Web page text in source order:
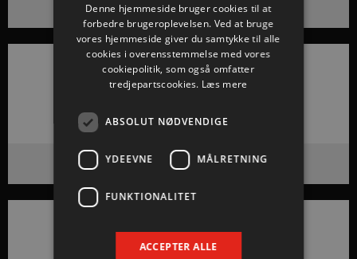
Lüchows fisk
Lykkeskov Huse
Denne hjemmeside bruger cookies til at
forbedre brugeroplevelsen. Ved at bruge
vores hjemmeside giver du samtykke til alle
cookies i overensstemmelse med vores
cookiepolitik, som også omfatter
tredjepartscookies. Læs mere
ABSOLUT NØDVENDIGE
YDEEVNE MÅLRETNING
FUNKTIONALITET
ACCEPTER ALLE